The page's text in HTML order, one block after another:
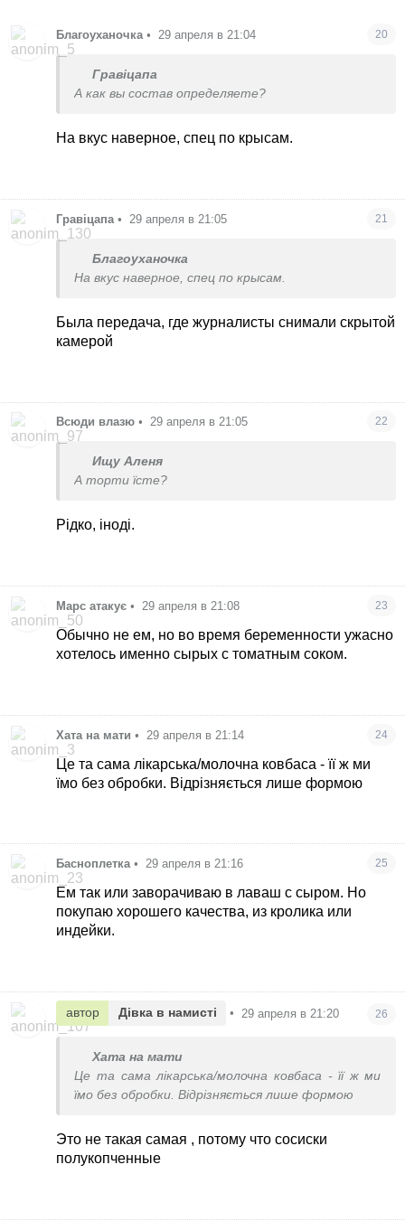
Благоуханочка • 29 апреля в 21:04 20
Гравіцапа
А как вы состав определяете?
На вкус наверное, спец по крысам.
Гравіцапа • 29 апреля в 21:05 21
Благоуханочка
На вкус наверное, спец по крысам.
Была передача, где журналисты снимали скрытой
камерой
Всюди влазю • 29 апреля в 21:05 22
Ищу Аленя
А торти їсте?
Рідко, іноді.
Марс атакує • 29 апреля в 21:08 23
Обычно не ем, но во время беременности ужасно
хотелось именно сырых с томатным соком.
Хата на мати • 29 апреля в 21:14 24
Це та сама лікарська/молочна ковбаса - її ж ми
їмо без обробки. Відрізняється лише формою
Басноплетка • 29 апреля в 21:16 25
Ем так или заворачиваю в лаваш с сыром. Но
покупаю хорошего качества, из кролика или
индейки.
автор Дівка в намисті • 29 апреля в 21:20 26
Хата на мати
Це та сама лікарська/молочна ковбаса - її ж ми
їмо без обробки. Відрізняється лише формою
Это не такая самая , потому что сосиски
полукопченные